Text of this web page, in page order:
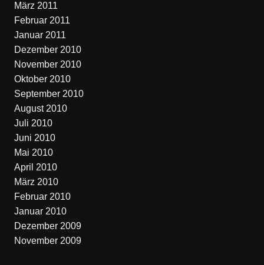
März 2011
Februar 2011
Januar 2011
Dezember 2010
November 2010
Oktober 2010
September 2010
August 2010
Juli 2010
Juni 2010
Mai 2010
April 2010
März 2010
Februar 2010
Januar 2010
Dezember 2009
November 2009